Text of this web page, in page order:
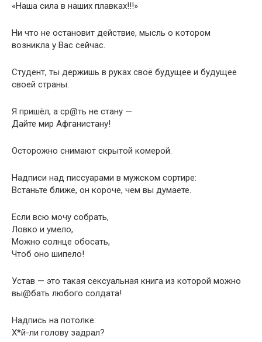
«Наша сила в наших плавках!!!»
Ни что не остановит действие, мысль о котором
возникла у Вас сейчас.
Студент, ты держишь в руках своё будущее и будущее
своей страны.
Я пришёл, а ср@ть не стану —
Дайте мир Афганистану!
Осторожно снимают скрытой комерой.
Надписи над писсуарами в мужском сортире:
Встаньте ближе, он короче, чем вы думаете.
Если всю мочу собрать,
Ловко и умело,
Можно солнце обосать,
Чтоб оно шипело!
Устав — это такая сексуальная книга из которой можно
вы@бать любого солдата!
Надпись на потолке:
Х*й-ли голову задрал?